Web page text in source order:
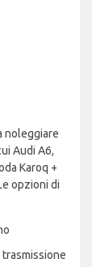
noleggiare
Audi A6,
Karoq +
opzioni di